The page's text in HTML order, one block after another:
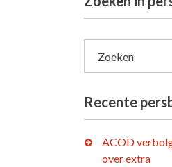
Zoeken
Recente
ACOD
over extra